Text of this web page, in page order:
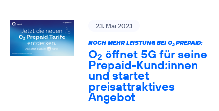
23. Mai 2023
NOCH MEHR LEISTUNG BEI O2PREPAID:
O2 öffnet 5G für seine
Prepaid-Kund:innen
und startet
preisattraktives
Angebot